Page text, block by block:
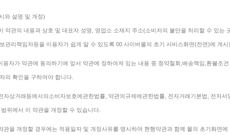
와 설명 및 개정)
약관의 내용과 상호 및 대표자 성명, 영업소 소재지 주소(소비자의 불만을 처리할 수 있
관리책임자등을 이용자가 쉽게 알 수 있도록 00 사이버몰의 초기 서비스화면(전면)에 게
자가 약관에 동의하기에 앞서 약관에 정하여져 있는 내용 중 청약철회,배송책임,환불조
의 확인을 구하여야 합니다.
자상거래등에서의소비자보호에관한법률, 약관의규제에관한법률, 전자거래기본법, 전자
위에서 이 약관을 개정할 수 있습니다.
관을 개정할 경우에는 적용일자 및 개정사유를 명시하여 현행약관과 함께 몰의 초기화면